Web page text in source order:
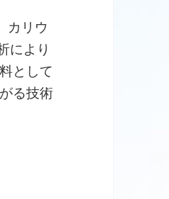
カリウ
により
として
る技術